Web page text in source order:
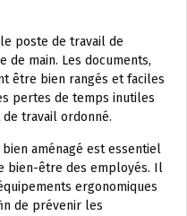
poste de travail de
de main. Les documents,
être bien rangés et faciles
pertes de temps inutiles
travail ordonné.
aménagé est essentiel
bien-être des employés. Il
ergonomiques
de prévenir les